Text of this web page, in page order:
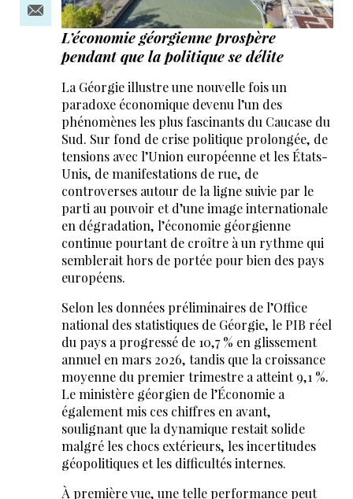
L’économie géorgienne prospère
pendant que la politique se délite
La Géorgie illustre une nouvelle fois un
paradoxe économique devenu l’un des
phénomènes les plus fascinants du Caucase du
Sud. Sur fond de crise politique prolongée, de
tensions avec l’Union européenne et les États-
Unis, de manifestations de rue, de
controverses autour de la ligne suivie par le
parti au pouvoir et d’une image internationale
en dégradation, l’économie géorgienne
continue pourtant de croître à un rythme qui
semblerait hors de portée pour bien des pays
européens.
Selon les données préliminaires de l’Office
national des statistiques de Géorgie, le PIB réel
du pays a progressé de 10,7 % en glissement
annuel en mars 2026, tandis que la croissance
moyenne du premier trimestre a atteint 9,1 %.
Le ministère géorgien de l’Économie a
également mis ces chiffres en avant,
soulignant que la dynamique restait solide
malgré les chocs extérieurs, les incertitudes
géopolitiques et les difficultés internes.
À première vue, une telle performance peut